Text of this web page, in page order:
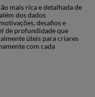
mais rica e detalhada de
dos dados
desafios e
de profundidade que
úteis para criares
com cada